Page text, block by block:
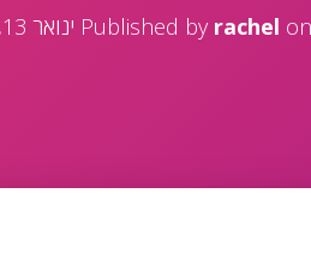
Published by rachel on ינואר 13, 2026